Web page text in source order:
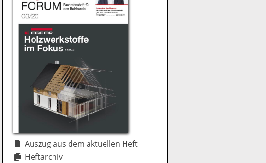
Auszug aus dem aktuellen Heft
Heftarchiv